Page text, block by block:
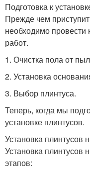
Подготовка к
Прежде чем
необходимо провести
работ.
1. Очистка пола от
2. Установка
3. Выбор плинтуса.
Теперь, когда мы
установке плинтусов.
Установка плинтусов
Установка плинтусов
этапов: